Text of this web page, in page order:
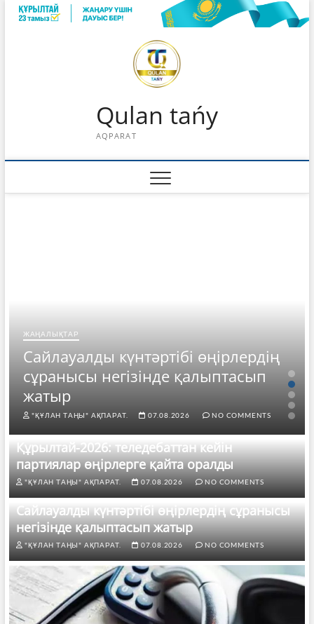
Skip
Qulan tańy
AQPARAT
ЖАҢАЛЫҚТАР
Сайлауалды күнтәртібі өңірлердің
сұранысы негізінде қалыптасып
жатыр
"ҚҰЛАН ТАҢЫ" АҚПАРАТ. 07.08.2026 NO COMMENTS
Құрылтай-2026: теледебаттан кейін
партиялар өңірлерге қайта оралды
"ҚҰЛАН ТАҢЫ" АҚПАРАТ. 07.08.2026 NO COMMENTS
Сайлауалды күнтәртібі өңірлердің сұранысы
негізінде қалыптасып жатыр
"ҚҰЛАН ТАҢЫ" АҚПАРАТ. 07.08.2026 NO COMMENTS